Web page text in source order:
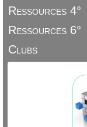
Ressources 4°
Ressources 6°
Clubs